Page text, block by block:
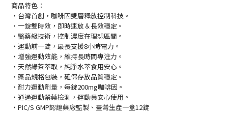
商品特色：
・台灣首創，咖啡因雙層釋放控制科技。
・一錠雙時效，即時速放＆長效穩定。
・醫藥級技術，控制濃度在理想區間。
・運動前一錠，最長支援8小時電力。
・增強運動效能，維持長時間專注力。
・天然綠茶萃取，純淨水萃食用安心。
・藥品規格包裝，確保存放品質穩定。
・耐力運動劑量，每錠200mg咖啡因。
・通過運動禁藥檢測，運動員安心使用。
・PIC/S GMP認證藥廠監製、臺灣生產一盒12錠